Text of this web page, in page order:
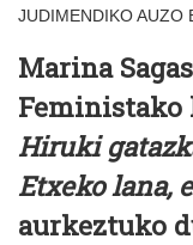
JUDIMENDIKO AUZO
Marina
Feministako
Hiruki
Etxeko lana,
aurkeztuko